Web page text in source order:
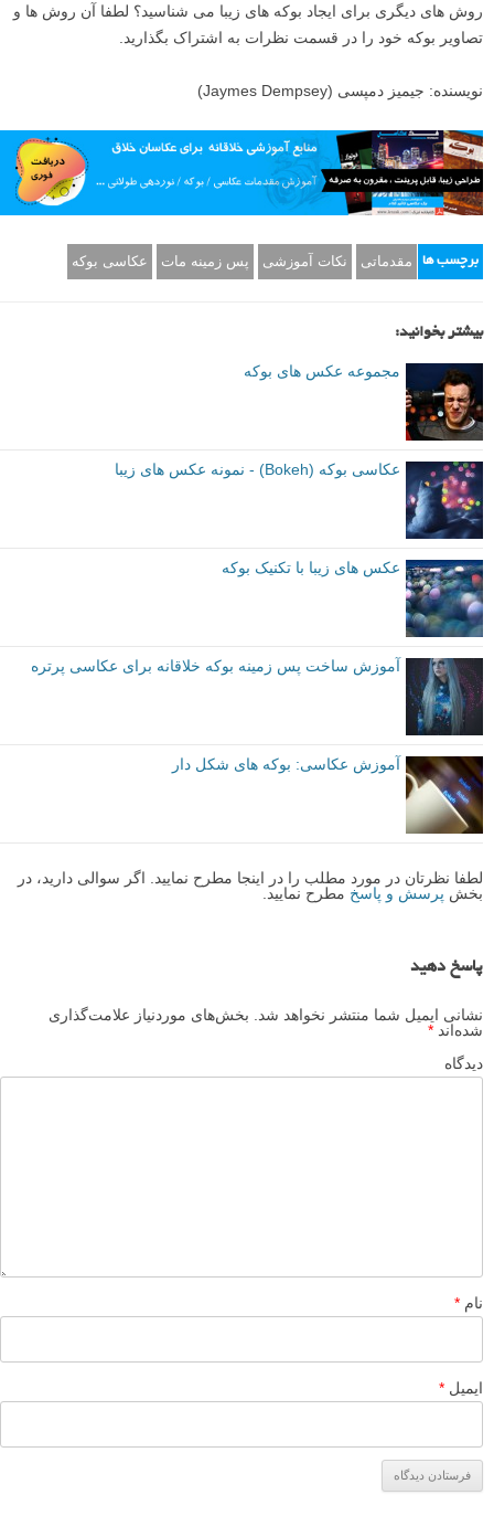
روش های دیگری برای ایجاد بوکه های زیبا می شناسید؟ لطفا آن روش ها و
تصاویر بوکه خود را در قسمت نظرات به اشتراک بگذارید.
نویسنده: جیمیز دمپسی (Jaymes Dempsey)
برچسب ها مقدماتی نکات آموزشی پس زمینه مات عکاسی بوکه
بیشتر بخوانید:
مجموعه عکس های بوکه
عکاسی بوکه (Bokeh) - نمونه عکس های زیبا
عکس های زیبا با تکنیک بوکه
آموزش ساخت پس زمینه بوکه خلاقانه برای عکاسی پرتره
آموزش عکاسی: بوکه های شکل دار
لطفا نظرتان در مورد مطلب را در اینجا مطرح نمایید. اگر سوالی دارید، در
بخش پرسش و پاسخ مطرح نمایید.
پاسخ دهید
نشانی ایمیل شما منتشر نخواهد شد.
بخش‌های موردنیاز علامت‌گذاری
شده‌اند *
دیدگاه
نام *
ایمیل *